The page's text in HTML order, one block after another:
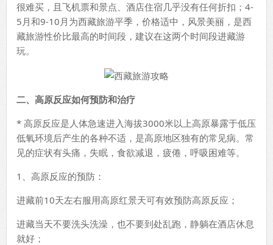
很难买，且飞机票和景点、酒店住宿几乎没有任何折扣；4-
5月和9-10月为西藏旅游平季，价格适中，风景美丽，是西
藏旅游性价比最高的时间段，建议在这两个时间段进藏游
玩。
二、高原反应如何预防和治疗
* 高原反应是人体急速进入海拔3000米以上高原暴露于低压
低氧环境后产生的各种不适，是高原地区独有的常见病。常
见的症状有头痛，失眠，食欲减退，疲倦，呼吸困难等。
1、高原反应的预防：
进藏前10天左右服用高原红景天可有效预防高原反应；
进藏当天不要洗头洗澡，也不要到处乱跑，静躺在酒店休息
就好；